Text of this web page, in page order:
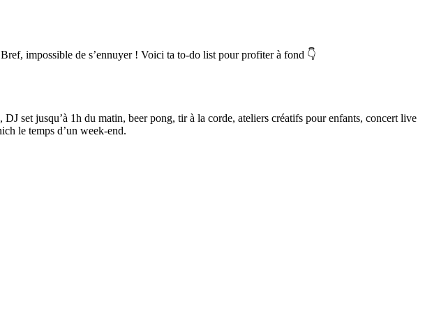
impossible de s’ennuyer ! Voici ta to-do list pour profiter à fond 👇
DJ set jusqu’à 1h du matin, beer pong, tir à la corde, ateliers créatifs pour enfants, concert live
le temps d’un week-end.